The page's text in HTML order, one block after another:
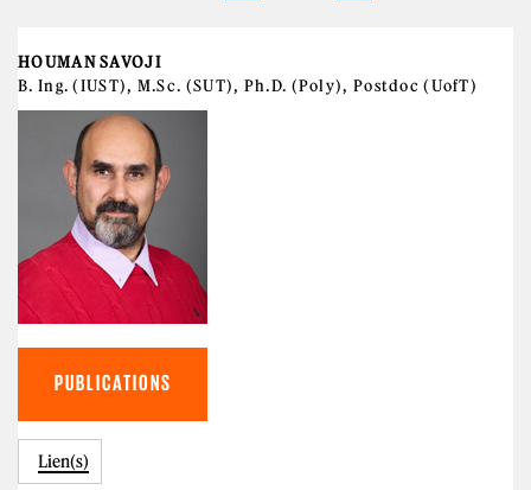
HOUMAN SAVOJI
B. Ing. (IUST), M.Sc. (SUT), Ph.D. (Poly), Postdoc (UofT)
PUBLICATIONS
Lien(s)